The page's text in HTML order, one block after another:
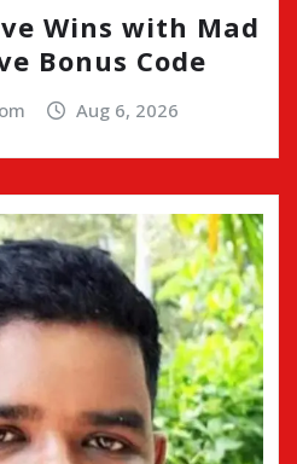
Wins with Mad
Bonus Code
Aug 6, 2026